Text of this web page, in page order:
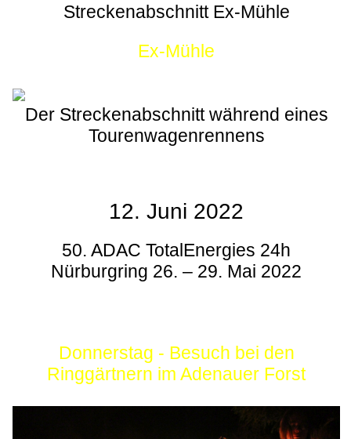
Streckenabschnitt Ex-Mühle
Ex-Mühle
Der Streckenabschnitt während eines
Tourenwagenrennens
12. Juni 2022
50. ADAC TotalEnergies 24h
Nürburgring 26. – 29. Mai 2022
Donnerstag - Besuch bei den
Ringgärtnern im Adenauer Forst